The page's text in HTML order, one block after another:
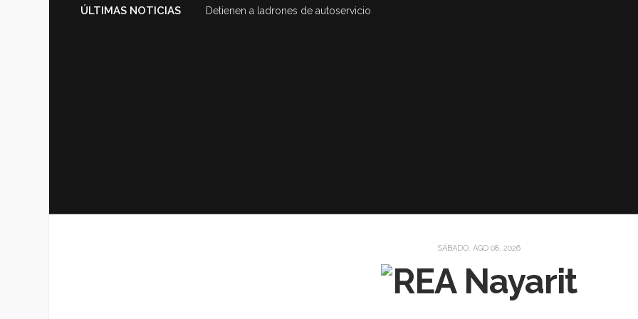
ÚLTIMAS NOTICIAS Detienen a ladrones de autoservicio
SÁBADO, AGO 08, 2026